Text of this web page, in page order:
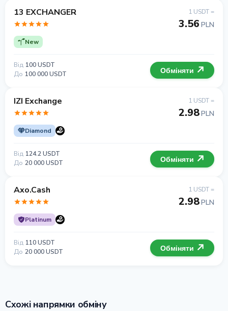
13 EXCHANGER
New
1 USDT =
3.56 PLN
Від 100 USDT
До 100 000 USDT Обміняти
IZI Exchange
Diamond
1 USDT =
2.98PLN
Від 124.2 USDT
До 20 000 USDT Обміняти
Axo.Cash
Platinum
1 USDT =
2.98PLN
Від 110 USDT
До 20 000 USDT Обміняти
Схожі напрямки обміну